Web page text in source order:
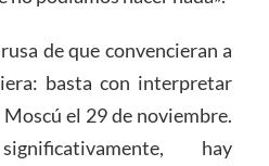
de que convencieran a
basta con interpretar
el 29 de noviembre.
hay